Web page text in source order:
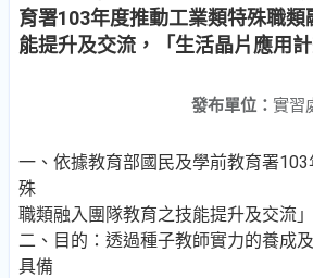
育署103年度推動工業類特殊職
能提升及交流，「生活晶片應用計
發布單位： 實習
一、依據教育部國民及學前教育署
殊
職類融入團隊教育之技能提升及交流
二、目的：透過種子教師實力的養成
具備